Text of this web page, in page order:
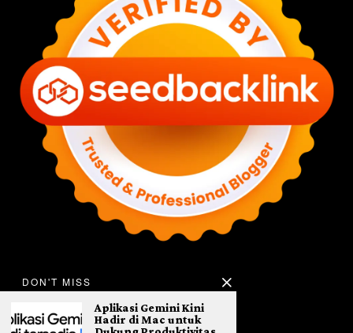
DON'T MISS
Aplikasi Gemini Kini
Hadir di Mac untuk